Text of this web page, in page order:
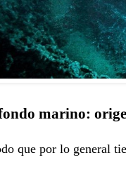
marino:
que por lo general